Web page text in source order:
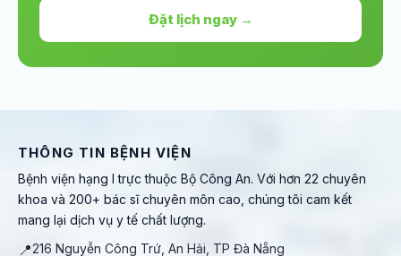
Đặt lịch ngay →
THÔNG TIN BỆNH VIỆN
Bệnh viện hạng I trực thuộc Bộ Công An. Với hơn 22 chuyên
khoa và 200+ bác sĩ chuyên môn cao, chúng tôi cam kết
mang lại dịch vụ y tế chất lượng.
📍216 Nguyễn Công Trứ, An Hải, TP Đà Nẵng